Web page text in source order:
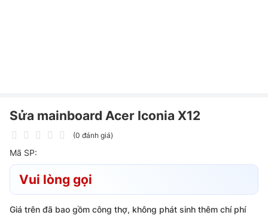
Sửa mainboard Acer Iconia X12
(0 đánh giá)
Mã SP:
Vui lòng gọi
Giá trên đã bao gồm công thợ, không phát sinh thêm chí phí